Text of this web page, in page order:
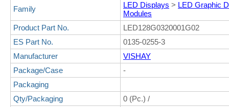
Family LED Displays > LED Graphic
Modules
Product Part No.
LED128G0320001G02
ES Part No.
0135-0255-3
Manufacturer
VISHAY
Package/Case
-
Packaging
Qty/Packaging
0 (Pc.) /